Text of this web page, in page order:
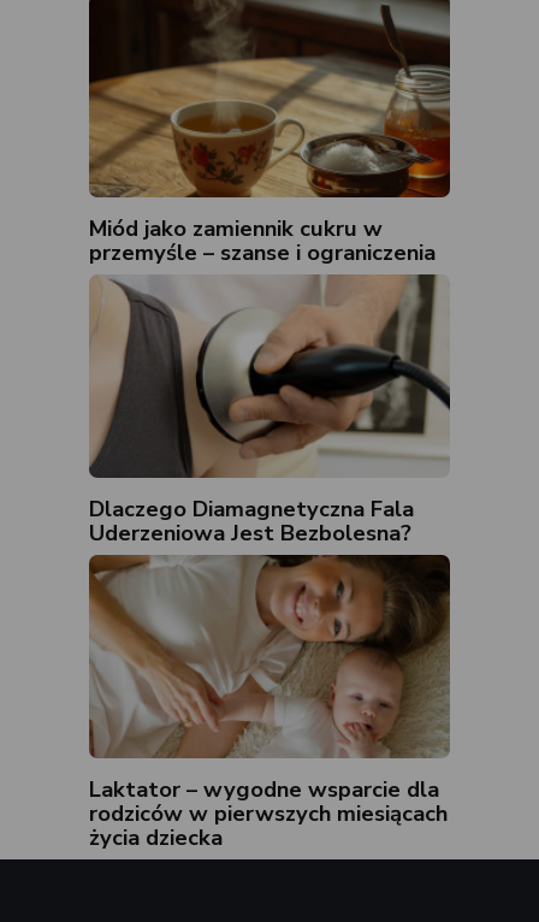
Miód jako zamiennik cukru w
przemyśle – szanse i ograniczenia
Dlaczego Diamagnetyczna Fala
Uderzeniowa Jest Bezbolesna?
Laktator – wygodne wsparcie dla
rodziców w pierwszych miesiącach
życia dziecka